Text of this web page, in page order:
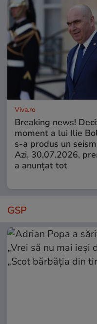
Viva.ro
Breaking news!
moment a lui Ilie
s-a produs un
Azi, 30.07.2026,
a anunțat tot
GSP